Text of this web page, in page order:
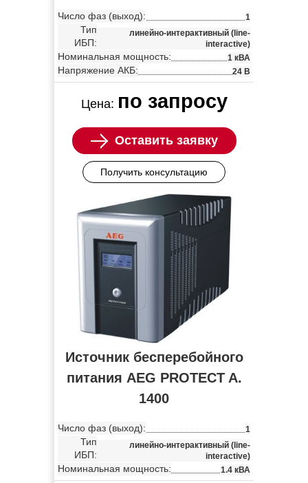
Число фаз (выход): 1
Тип
ИБП:
линейно-интерактивный (line-
interactive)
Номинальная мощность: 1 кВА
Напряжение АКБ: 24 В
Цена: по запросу
Оставить заявку
Получить консультацию
Источник бесперебойного
питания AEG PROTECT A.
1400
Число фаз (выход): 1
Тип
ИБП:
линейно-интерактивный (line-
interactive)
Номинальная мощность: 1.4 кВА